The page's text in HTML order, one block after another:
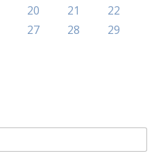
20 21
22
27 28
29